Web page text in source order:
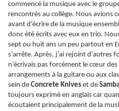
commencé la musique avec le
rencontrés au collège. Nous avions
avant d’écrire de la musique
donc été écrits avec eux en trio.
sept ou huit ans un peu partout en
s’arrête. Après, j’ai rejoint d’autres
n’écrivais pas forcément le cœur
arrangements à la guitare ou aux
sein de Concrete Knives et de
toujours exprimé en anglais car
écoutaient principalement de la